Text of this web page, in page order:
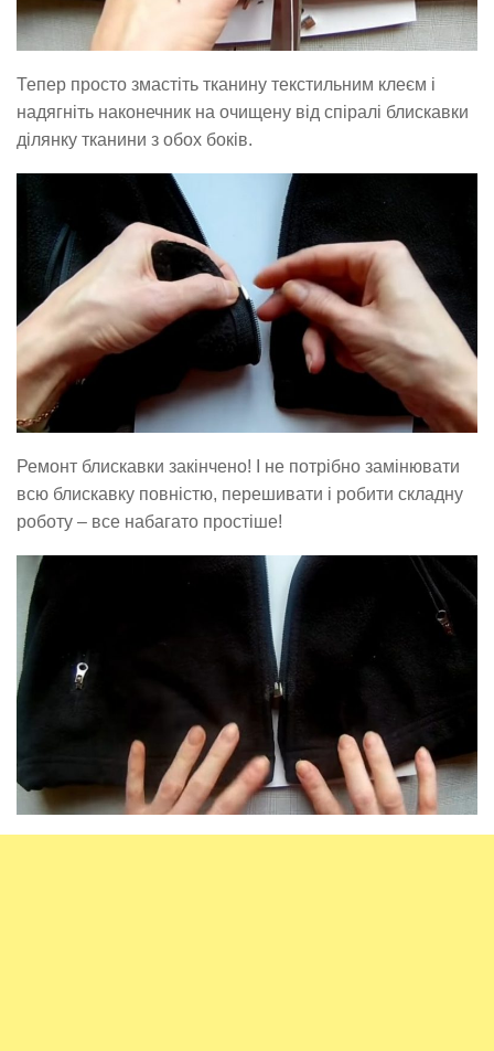
Тепер просто змастіть тканину текстильним клеєм і
надягніть наконечник на очищену від спіралі блискавки
ділянку тканини з обох боків.
Ремонт блискавки закінчено! І не потрібно замінювати
всю блискавку повністю, перешивати і робити складну
роботу – все набагато простіше!